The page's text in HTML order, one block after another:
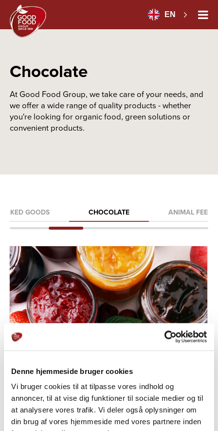
Denne hjemmeside bruger cookies
Vi bruger cookies til at tilpasse vores indhold og
annoncer, til at vise dig funktioner til sociale medier og til
at analysere vores trafik. Vi deler også oplysninger om
din brug af vores hjemmeside med vores partnere inden
EN
Chocolate
At Good Food Group, we take care of your needs, and
we offer a wide range of quality products - whether
you're looking for organic food, green solutions or
convenient products.
BAKED GOODS CHOCOLATE ANIMAL FEED
Fruit-based products